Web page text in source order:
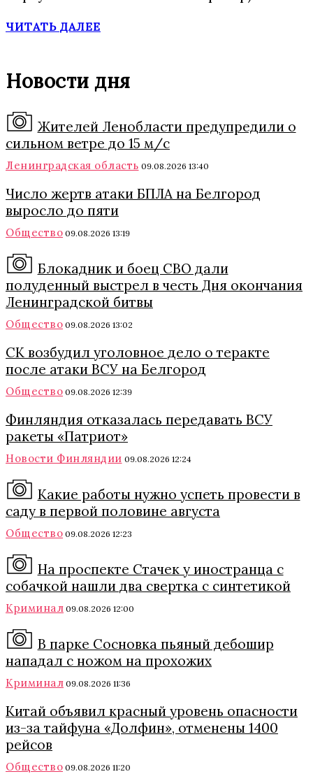
ЧИТАТЬ ДАЛЕЕ
Новости дня
Жителей Ленобласти предупредили о
сильном ветре до 15 м/с
Ленинградская область 09.08.2026 13:40
Число жертв атаки БПЛА на Белгород
выросло до пяти
Общество 09.08.2026 13:19
Блокадник и боец СВО дали
полуденный выстрел в честь Дня окончания
Ленинградской битвы
Общество 09.08.2026 13:02
СК возбудил уголовное дело о теракте
после атаки ВСУ на Белгород
Общество 09.08.2026 12:39
Финляндия отказалась передавать ВСУ
ракеты «Патриот»
Новости Финляндии 09.08.2026 12:24
Какие работы нужно успеть провести в
саду в первой половине августа
Общество 09.08.2026 12:23
На проспекте Стачек у иностранца с
собачкой нашли два свертка с синтетикой
Криминал 09.08.2026 12:00
В парке Сосновка пьяный дебошир
нападал с ножом на прохожих
Криминал 09.08.2026 11:36
Китай объявил красный уровень опасности
из-за тайфуна «Долфин», отменены 1400
рейсов
Общество 09.08.2026 11:20